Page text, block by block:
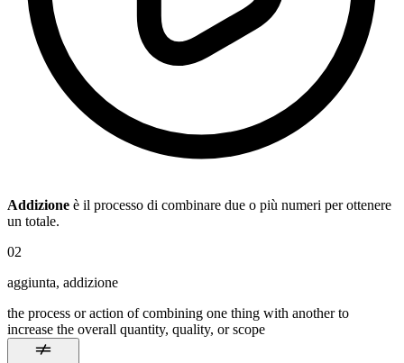
Addizione è il processo di combinare due o più numeri per ottenere
un totale.
02
aggiunta, addizione
the process or action of combining one thing with another to
increase the overall quantity, quality, or scope